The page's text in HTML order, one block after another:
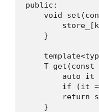
public:
void
    }
T get(const
auto it
if (it
return
    }